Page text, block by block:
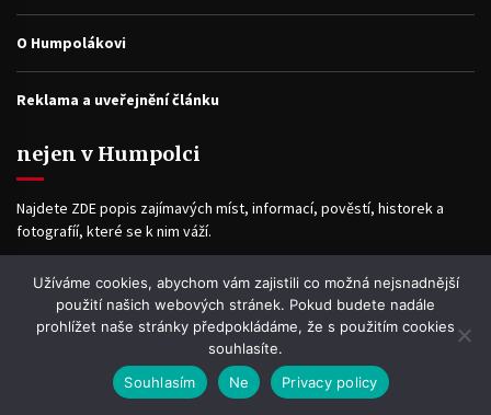
O Humpolákovi
Reklama a uveřejnění článku
nejen v Humpolci
Najdete ZDE popis zajímavých míst, informací, pověstí, historek a
fotografíí, které se k nim váží.
Facebook
Užíváme cookies, abychom vám zajistili co možná nejsnadnější
použití našich webových stránek. Pokud budete nadále
prohlížet naše stránky předpokládáme, že s použitím cookies
souhlasíte.
Souhlasím
Ne Privacy policy